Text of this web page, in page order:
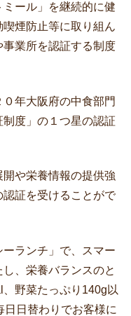
ール」を継続的に健
煙防止等に取り組ん
業所を認証する制度
年大阪府の中食部門
度」の１つ星の認証
や栄養情報の提供強
証を受けることがで
ランチ」で、スマー
、栄養バランスのと
野菜たっぷり140g以
日日替わりでお客様に